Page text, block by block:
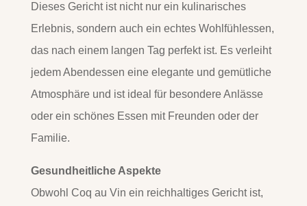
Dieses Gericht ist nicht nur ein kulinarisches
Erlebnis, sondern auch ein echtes Wohlfühlessen,
das nach einem langen Tag perfekt ist. Es verleiht
jedem Abendessen eine elegante und gemütliche
Atmosphäre und ist ideal für besondere Anlässe
oder ein schönes Essen mit Freunden oder der
Familie.
Gesundheitliche Aspekte
Obwohl Coq au Vin ein reichhaltiges Gericht ist,